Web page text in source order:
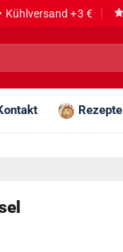
Kühlversand +3 €
Rezepte